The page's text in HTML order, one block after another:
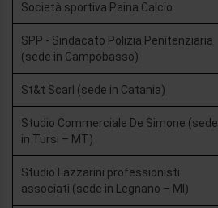
Società sportiva Paina Calcio
SPP - Sindacato Polizia Penitenziaria
(sede in Campobasso)
St&t Scarl (sede in Catania)
Studio Commerciale De Simone (sede
in Tursi – MT)
Studio Lazzarini professionisti
associati (sede in Legnano – MI)